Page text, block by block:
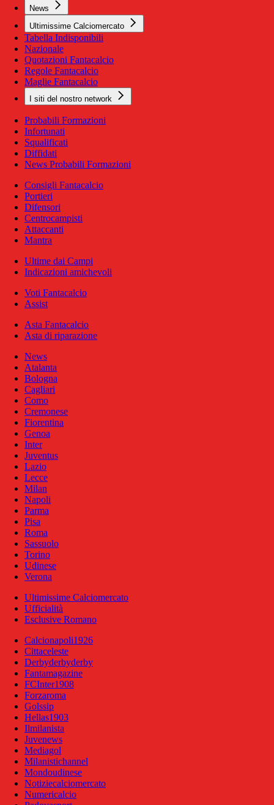
News
Ultimissime Calciomercato
Tabella Indisponibili
Nazionale
Quotazioni Fantacalcio
Regole Fantacalcio
Maglie Fantacalcio
I siti del nostro network
Probabili Formazioni
Infortunati
Squalificati
Diffidati
News Probabili Formazioni
Consigli Fantacalcio
Portieri
Difensori
Centrocampisti
Attaccanti
Mantra
Ultime dai Campi
Indicazioni amichevoli
Voti Fantacalcio
Assist
Asta Fantacalcio
Asta di riparazione
News
Atalanta
Bologna
Cagliari
Como
Cremonese
Fiorentina
Genoa
Inter
Juventus
Lazio
Lecce
Milan
Napoli
Parma
Pisa
Roma
Sassuolo
Torino
Udinese
Verona
Ultimissime Calciomercato
Ufficialità
Esclusive Romano
Calcionapoli1926
Cittaceleste
Derbyderbyderby
Fantamagazine
FCInter1908
Forzaroma
Golssip
Hellas1903
Ilmilanista
Juvenews
Mediagol
Milanistichannel
Mondoudinese
Notiziecalciomercato
Numericalcio